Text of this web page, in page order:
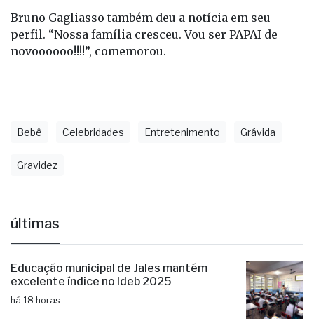
Bruno Gagliasso também deu a notícia em seu
perfil. “Nossa família cresceu. Vou ser PAPAI de
novoooooo!!!!”, comemorou.
Bebê Celebridades Entretenimento Grávida
Gravidez
últimas
Educação municipal de Jales mantém
excelente índice no Ideb 2025
há 18 horas